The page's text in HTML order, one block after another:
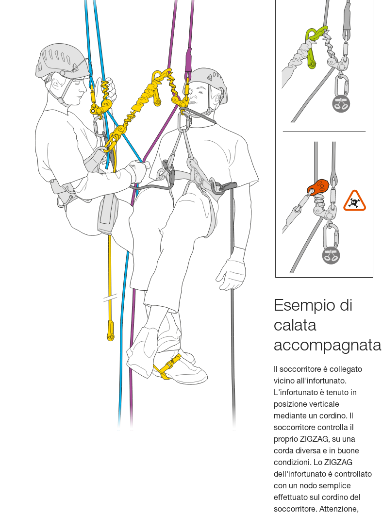
Esempio di
calata
accompagnata
Il soccorritore è collegato
vicino all'infortunato.
L'infortunato è tenuto in
posizione verticale
mediante un cordino. Il
soccorritore controlla il
proprio ZIGZAG, su una
corda diversa e in buone
condizioni. Lo ZIGZAG
dell'infortunato è controllato
con un nodo semplice
effettuato sul cordino del
soccorritore. Attenzione,